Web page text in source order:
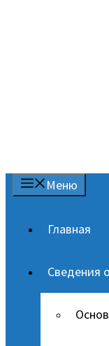
Меню
Главная
Сведения